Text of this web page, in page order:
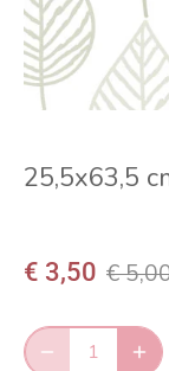
25,5x63,5
€ 3,50 €